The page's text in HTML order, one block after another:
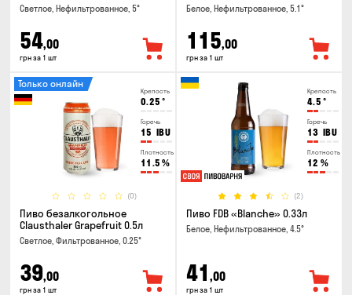
Светлое, Нефильтрованное, 5°
54,00
грн за 1 шт
Белое, Нефильтрованное, 5.1°
115,00
грн за 1 шт
Крепость
0.25 °
Горечь
15 IBU
Плотность
11.5 %
(0)
Только онлайн
Пиво безалкогольное
Clausthaler Grapefruit 0.5л
Светлое, Фильтрованное, 0.25°
39,00
грн за 1 шт
Крепость
4.5 °
Горечь
13 IBU
Плотность
12 %
(2)
Пиво FDB «Blanche» 0.33л
Белое, Нефильтрованное, 4.5°
41 ,00
грн за 1 шт